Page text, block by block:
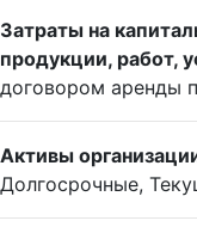
Затраты на
продукции, работ,
договором аренды
Активы
Долгосрочные,